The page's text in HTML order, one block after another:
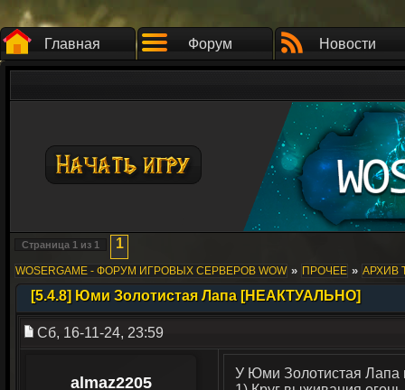
Главная Форум Новости
Страница 1 из 1 1
WOSERGAME - ФОРУМ ИГРОВЫХ СЕРВЕРОВ WOW » ПРОЧЕЕ » АРХИВ
[5.4.8] Юми Золотистая Лапа [НЕАКТУАЛЬНО]
Сб, 16-11-24, 23:59
almaz2205
У Юми Золотистая Лапа